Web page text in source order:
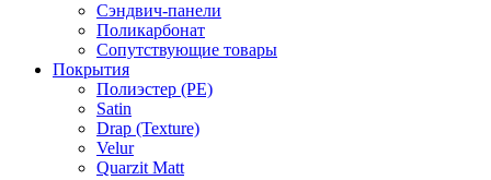
Сэндвич-панели
Поликарбонат
Сопутствующие товары
Покрытия
Полиэстер (РЕ)
Satin
Drap (Texture)
Velur
Quarzit Matt